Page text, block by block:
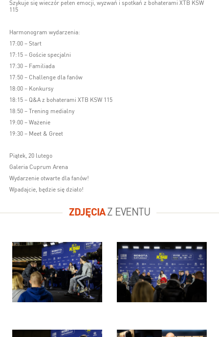
Szykuje się wieczór pełen emocji, wyzwań i spotkań z bohaterami XTB KSW
115
Harmonogram wydarzenia:
17:00 – Start
17:15 – Goście specjalni
17:30 – Familiada
17:50 – Challenge dla fanów
18:00 – Konkursy
18:15 – Q&A z bohaterami XTB KSW 115
18:50 – Trening medialny
19:00 – Ważenie
19:30 – Meet & Greet
Piątek, 20 lutego
Galeria Cuprum Arena
Wydarzenie otwarte dla fanów!
Wpadajcie, będzie się działo!
ZDJĘCIAZ EVENTU